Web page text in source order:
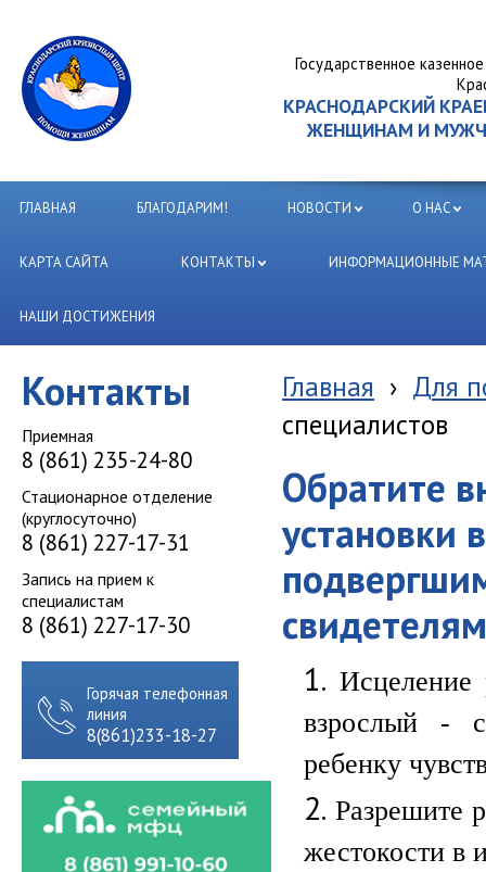
Государственное
КРАСНОДАРСКИЙ
ЖЕНЩИНАМ И
ГЛАВНАЯ БЛАГОДАРИМ! НОВОСТИ О НАС
КАРТА САЙТА КОНТАКТЫ ИНФОРМАЦИОННЫЕ
НАШИ ДОСТИЖЕНИЯ
Контакты
Приемная
8 (861) 235-24-80
Стационарное отделение
(круглосуточно)
8 (861) 227-17-31
Запись на прием к
специалистам
8 (861) 227-17-30
Горячая телефонная
линия
8(861)233-18-27
Главная › Для
специалистов
Обратите
установки
Исцеление
взрослый -
ребенку
Разрешите
жестокости в